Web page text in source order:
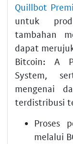
Quillbot
untuk
tambahan
dapat
Bitcoin: A
System,
mengenai
terdistribusi
Proses
melalui